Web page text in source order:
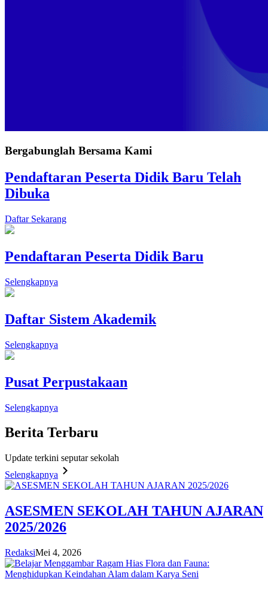
Bergabunglah Bersama Kami
Pendaftaran Peserta Didik Baru Telah
Dibuka
Daftar Sekarang
Pendaftaran Peserta Didik Baru
Selengkapnya
Daftar Sistem Akademik
Selengkapnya
Pusat Perpustakaan
Selengkapnya
Berita Terbaru
Update terkini seputar sekolah
Selengkapnya
ASESMEN SEKOLAH TAHUN AJARAN
2025/2026
RedaksiMei 4, 2026